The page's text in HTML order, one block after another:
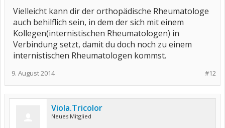
Vielleicht kann dir der orthopädische Rheumatologe
auch behilflich sein, in dem der sich mit einem
Kollegen(internistischen Rheumatologen) in
Verbindung setzt, damit du doch noch zu einem
internistischen Rheumatologen kommst.
#12
9. August 2014
Viola.Tricolor
Neues Mitglied